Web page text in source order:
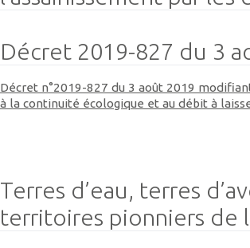
Décret 2019-827 du 3
Décret n°2019-827 du 3 août 2019
à la continuité écologique et au débit à
Terres d’eau, terres
territoires pionniers de